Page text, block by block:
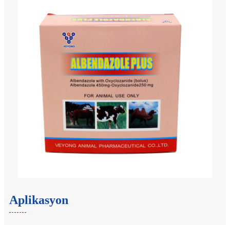
Aplikasyon